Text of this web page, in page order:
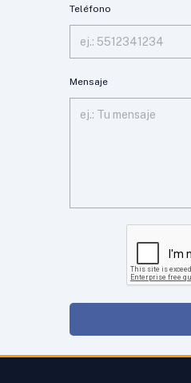
Teléfono
Mensaje